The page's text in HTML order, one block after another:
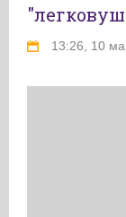
13:26, 10